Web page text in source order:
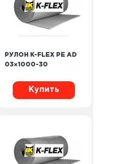
РУЛОН K-FLEX PE AD
03×1000-30
Купить